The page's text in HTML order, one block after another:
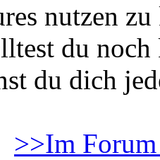
nutzen
du
du dich
>>Im